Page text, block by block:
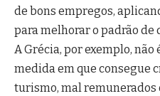
de bons empregos,
para melhorar o padrão de
A Grécia, por exemplo, não
medida em que consegue
turismo, mal remunerados